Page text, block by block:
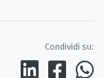
Condividi su: